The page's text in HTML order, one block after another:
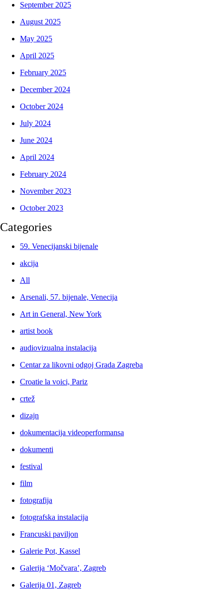
September 2025
August 2025
May 2025
April 2025
February 2025
December 2024
October 2024
July 2024
June 2024
April 2024
February 2024
November 2023
October 2023
Categories
59. Venecijanski bijenale
akcija
All
Arsenali, 57. bijenale, Venecija
Art in General, New York
artist book
audiovizualna instalacija
Centar za likovni odgoj Grada Zagreba
Croatie la voici, Pariz
crtež
dizajn
dokumentacija videoperformansa
dokumenti
festival
film
fotografija
fotografska instalacija
Francuski paviljon
Galerie Pot, Kassel
Galerija ‘Močvara’, Zagreb
Galerija 01, Zagreb